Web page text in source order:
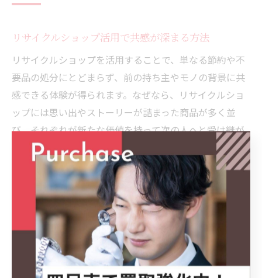
リサイクルショップ活用で共感が深まる方法
リサイクルショップを活用することで、単なる節約や不
要品の処分にとどまらず、前の持ち主やモノの背景に共
感できる体験が得られます。なぜなら、リサイクルショ
ップには思い出やストーリーが詰まった商品が多く並
び、それぞれが新たな価値を持って次の人へと受け継が
れるからです。例えば、古着や家具に残る使用感や手書
きのメモなど、小さな発見が共感や温かみを感じさせて
くれます。
また、リサイクルショップで購入した商品が、家族や友
人との会話のきっかけになることも多いです。自分の選
んだアイテムにまつわるエピソードを共有することで、
買い物体験がより深いものとなります。こうした共感の